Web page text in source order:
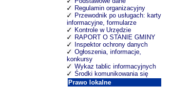
Regulamin organizacyjny
Przewodnik po usługach: karty
informacyjne, formularze
Kontrole w Urzędzie
RAPORT O STANIE GMINY
Inspektor ochrony danych
Ogłoszenia, informacje,
konkursy
Wykaz tablic informacyjnych
Środki komunikowania się
Prawo lokalne